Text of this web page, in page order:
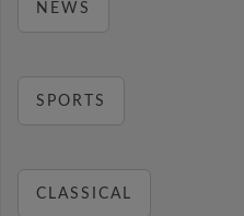
NEWS
SPORTS
CLASSICAL